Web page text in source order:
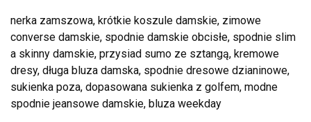
nerka zamszowa, krótkie koszule damskie, zimowe
converse damskie, spodnie damskie obcisłe, spodnie slim
a skinny damskie, przysiad sumo ze sztangą, kremowe
dresy, długa bluza damska, spodnie dresowe dzianinowe,
sukienka poza, dopasowana sukienka z golfem, modne
spodnie jeansowe damskie, bluza weekday